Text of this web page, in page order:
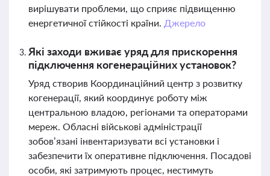
вирішувати проблеми, що сприяє підвищенню
енергетичної стійкості країни. Джерело
Які заходи вживає уряд для прискорення
підключення когенераційних установок?
Уряд створив Координаційний центр з розвитку
когенерації, який координує роботу між
центральною владою, регіонами та операторами
мереж. Обласні військові адміністрації
зобов’язані інвентаризувати всі установки і
забезпечити їх оперативне підключення. Посадові
особи, які затримують процес, нестимуть